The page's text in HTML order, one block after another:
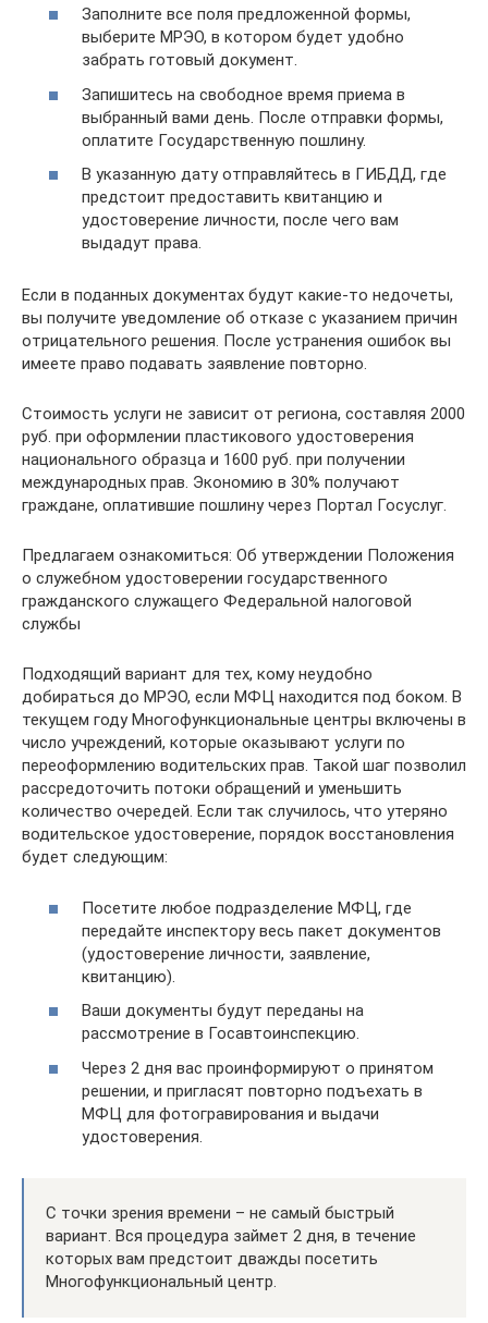
Заполните все поля предложенной формы,
выберите МРЭО, в котором будет удобно
забрать готовый документ.
Запишитесь на свободное время приема в
выбранный вами день. После отправки формы,
оплатите Государственную пошлину.
В указанную дату отправляйтесь в ГИБДД, где
предстоит предоставить квитанцию и
удостоверение личности, после чего вам
выдадут права.
Если в поданных документах будут какие-то недочеты,
вы получите уведомление об отказе с указанием причин
отрицательного решения. После устранения ошибок вы
имеете право подавать заявление повторно.
Стоимость услуги не зависит от региона, составляя 2000
руб. при оформлении пластикового удостоверения
национального образца и 1600 руб. при получении
международных прав. Экономию в 30% получают
граждане, оплатившие пошлину через Портал Госуслуг.
Предлагаем ознакомиться: Об утверждении Положения
о служебном удостоверении государственного
гражданского служащего Федеральной налоговой
службы
Подходящий вариант для тех, кому неудобно
добираться до МРЭО, если МФЦ находится под боком. В
текущем году Многофункциональные центры включены в
число учреждений, которые оказывают услуги по
переоформлению водительских прав. Такой шаг позволил
рассредоточить потоки обращений и уменьшить
количество очередей. Если так случилось, что утеряно
водительское удостоверение, порядок восстановления
будет следующим:
Посетите любое подразделение МФЦ, где
передайте инспектору весь пакет документов
(удостоверение личности, заявление,
квитанцию).
Ваши документы будут переданы на
рассмотрение в Госавтоинспекцию.
Через 2 дня вас проинформируют о принятом
решении, и пригласят повторно подъехать в
МФЦ для фотогравирования и выдачи
удостоверения.
С точки зрения времени – не самый быстрый
вариант. Вся процедура займет 2 дня, в течение
которых вам предстоит дважды посетить
Многофункциональный центр.